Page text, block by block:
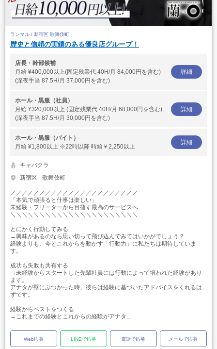
ランマル / 新宿区 歌舞伎町
歴史と信頼の実績のある優良店グループ！
店長・幹部候補
月給 ¥400,000以上(固定残業代 40H/月 84,000円を含む)
(深夜手当 87.5H/月 37,000円を含む)
詳細
ホール・黒服（社員）
月給 ¥320,000以上 (固定残業代 40H/月 68,000円を含む)
(深夜手当 87.5H/月 30,000円を含む)
詳細
ホール・黒服（バイト）
月給 ¥1,800以上 ※22時以降 時給￥2,250以上
詳細
キャバクラ
新宿区
歌舞伎町
／／／／／／／／／／／／／／／／／／／／／／
「本気で頑張ると仕事は楽しい」
未経験・フリーターから目指す最高のサービスへ
＼＼＼＼＼＼＼＼＼＼＼＼＼＼＼＼＼＼＼＼＼＼
とにかく行動してみる
→興味があるのなら思い切って飛び込んでみてはいかがでしょう？
経験よりも、今とこれからを動かす「行動力」に私たちは期待していま
す。
成功も失敗も共有する
→未経験からスタートした先輩社員には行動によって培われた経験があり
ます。
アナタが壁にぶつかった時、彼らは経験に基づいたアドバイスをくれるは
ずです。
経験からベストをつくる
→これまでの経験とこれからの経験がアナタ...
Web応募 LINEで応募 電話で応募 メールで応募